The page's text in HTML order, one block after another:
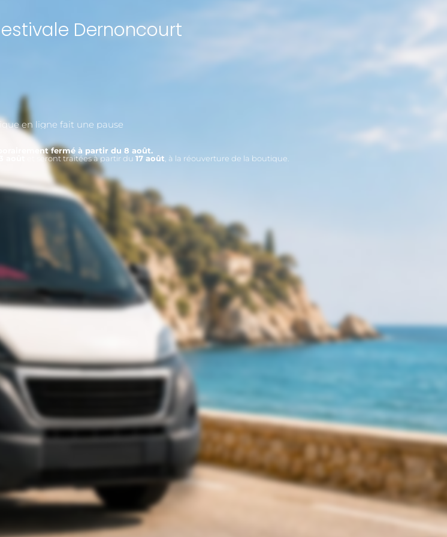
Dernoncourt
en ligne fait une pause
fermé à partir du 8 août.
et seront traitées à partir du 17 août , à la réouverture de la boutique.